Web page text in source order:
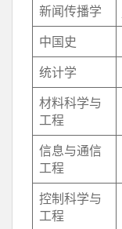
新闻传播学
中国史
统计学
材料科学与
工程
信息与通信
工程
控制科学与
工程